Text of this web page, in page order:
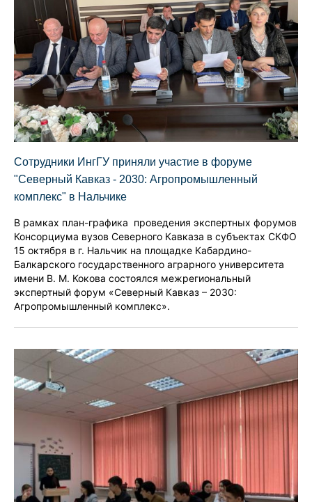
Сотрудники ИнгГУ приняли участие в форуме
"Северный Кавказ - 2030: Агропромышленный
комплекс" в Нальчике
В рамках план-графика проведения экспертных форумов
Консорциума вузов Северного Кавказа в субъектах СКФО
15 октября в г. Нальчик на площадке Кабардино-
Балкарского государственного аграрного университета
имени В. М. Кокова состоялся межрегиональный
экспертный форум «Северный Кавказ – 2030:
Агропромышленный комплекс».